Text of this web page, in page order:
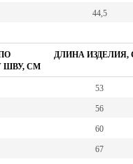
44,5
ШВУ, СМ
ДЛИНА ИЗДЕЛИЯ,
53
56
60
67